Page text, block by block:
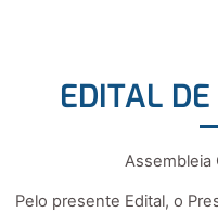
EDITAL
Assembleia
Pelo presente Edital, o